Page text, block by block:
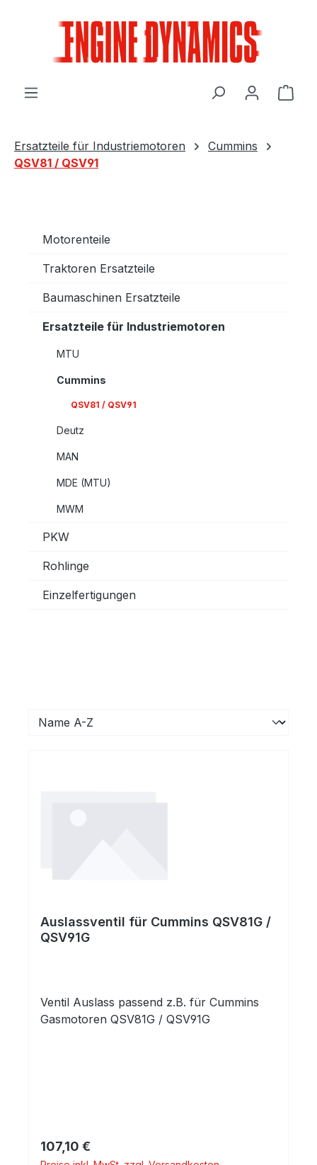
Ersatzteile für Industriemotoren
Cummins
QSV81 / QSV91
Motorenteile
Traktoren Ersatzteile
Baumaschinen Ersatzteile
Ersatzteile für Industriemotoren
MTU
Cummins
QSV81 / QSV91
Deutz
MAN
MDE (MTU)
MWM
PKW
Rohlinge
Einzelfertigungen
Auslassventil für Cummins QSV81G /
QSV91G
Ventil Auslass passend z.B. für Cummins
Gasmotoren QSV81G / QSV91G
Regulärer Preis:
107,10 €